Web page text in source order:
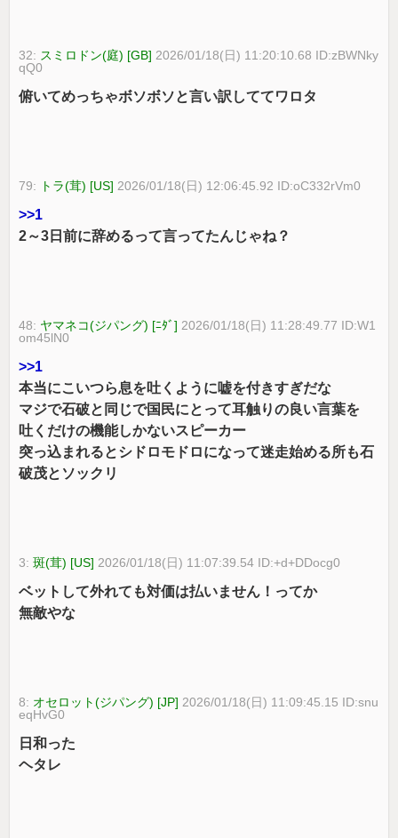
32: スミロドン(庭) [GB] 2026/01/18(日) 11:20:10.68 ID:zBWNky
qQ0
俯いてめっちゃボソボソと言い訳しててワロタ
79: トラ(茸) [US] 2026/01/18(日) 12:06:45.92 ID:oC332rVm0
>>1
2～3日前に辞めるって言ってたんじゃね？
48: ヤマネコ(ジパング) [ﾆﾀﾞ] 2026/01/18(日) 11:28:49.77 ID:W1
om45lN0
>>1
本当にこいつら息を吐くように嘘を付きすぎだな
マジで石破と同じで国民にとって耳触りの良い言葉を
吐くだけの機能しかないスピーカー
突っ込まれるとシドロモドロになって迷走始める所も石
破茂とソックリ
3:斑(茸) [US] 2026/01/18(日) 11:07:39.54 ID:+d+DDocg0
ベットして外れても対価は払いません！ってか
無敵やな
8: オセロット(ジパング) [JP] 2026/01/18(日) 11:09:45.15 ID:snu
eqHvG0
日和った
ヘタレ